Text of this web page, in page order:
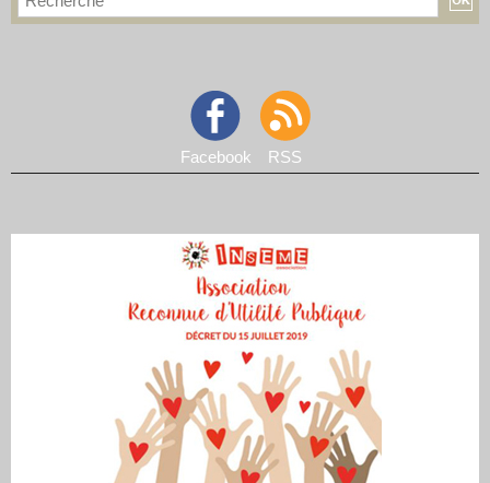
Facebook RSS